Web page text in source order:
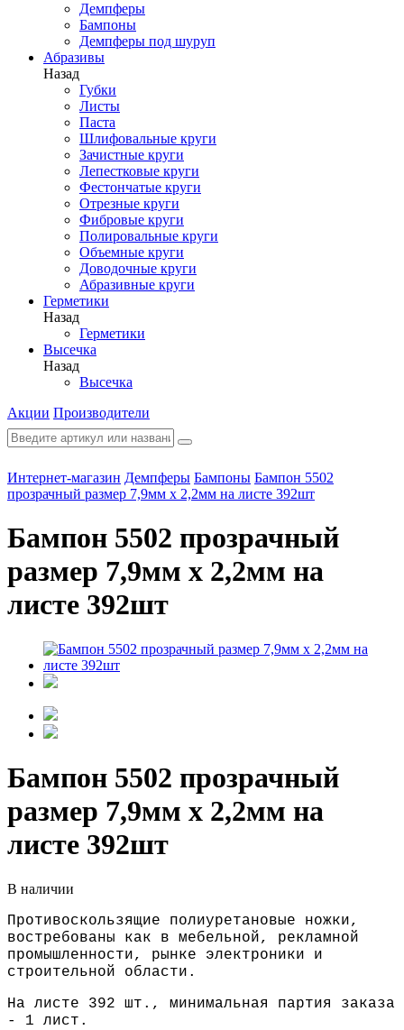
Демпферы
Бампоны
Демпферы под шуруп
Абразивы
Назад
Губки
Листы
Паста
Шлифовальные круги
Зачистные круги
Лепестковые круги
Фестончатые круги
Отрезные круги
Фибровые круги
Полировальные круги
Объемные круги
Доводочные круги
Абразивные круги
Герметики
Назад
Герметики
Высечка
Назад
Высечка
Акции Производители
Интернет-магазин Демпферы Бампоны Бампон 5502
прозрачный размер 7,9мм х 2,2мм на листе 392шт
Бампон 5502 прозрачный
размер 7,9мм х 2,2мм на
листе 392шт
Бампон 5502 прозрачный
размер 7,9мм х 2,2мм на
листе 392шт
В наличии
Противоскользящие полиуретановые ножки,
востребованы как в мебельной, рекламной
промышленности, рынке электроники и
строительной области.
На листе 392 шт., минимальная партия заказа
- 1 лист.